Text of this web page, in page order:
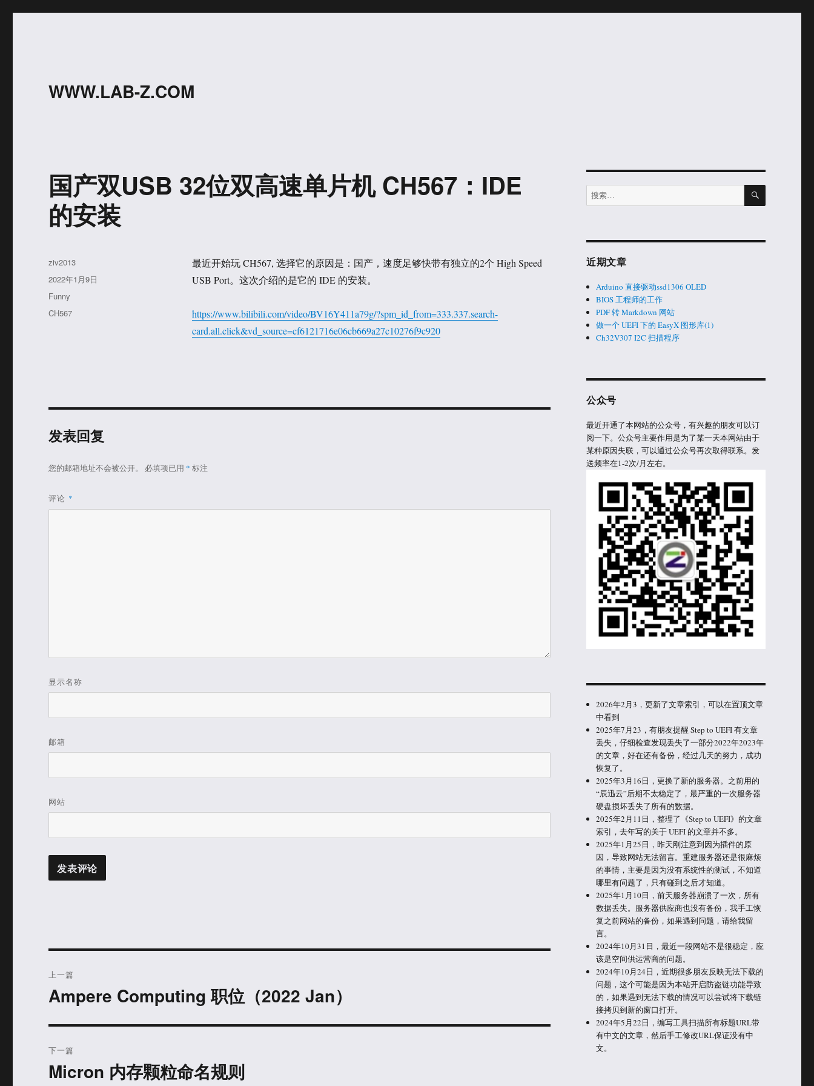
WWW.LAB-Z.COM
国产双USB 32位双高速单片机 CH567：IDE
的安装
最近开始玩 CH567, 选择它的原因是：国产，速度足够快带有独立的2个 High Speed
USB Port。这次介绍的是它的 IDE 的安装。
https://www.bilibili.com/video/BV16Y411a79g/?spm_id_from=333.337.search-
card.all.click&vd_source=cf6121716e06cb669a27c10276f9c920
作
者
ziv2013
发
布
2022年1月9日
分
类
Funny
标
CH567
发表回复
您的邮箱地址不会被公开。 必填项已用 * 标注
评论 *
显示名称
邮箱
网站
章
上一篇
上
文
Ampere Computing 职位（2022 Jan）
下一篇
下
Micron 内存颗粒命名规则
搜
索：
搜
近期文章
Arduino 直接驱动ssd1306 OLED
BIOS 工程师的工作
PDF 转 Markdown 网站
做一个 UEFI 下的 EasyX 图形库(1)
Ch32V307 I2C 扫描程序
公众号
最近开通了本网站的公众号，有兴趣的朋友可以订
阅一下。公众号主要作用是为了某一天本网站由于
某种原因失联，可以通过公众号再次取得联系。发
送频率在1-2次/月左右。
2026年2月3，更新了文章索引，可以在置顶文章
中看到
2025年7月23，有朋友提醒 Step to UEFI 有文章
丢失，仔细检查发现丢失了一部分2022年2023年
的文章，好在还有备份，经过几天的努力，成功
恢复了。
2025年3月16日，更换了新的服务器。之前用的
“辰迅云”后期不太稳定了，最严重的一次服务器
硬盘损坏丢失了所有的数据。
2025年2月11日，整理了《Step to UEFI》的文章
索引，去年写的关于 UEFI 的文章并不多。
2025年1月25日，昨天刚注意到因为插件的原
因，导致网站无法留言。重建服务器还是很麻烦
的事情，主要是因为没有系统性的测试，不知道
哪里有问题了，只有碰到之后才知道。
2025年1月10日，前天服务器崩溃了一次，所有
数据丢失。服务器供应商也没有备份，我手工恢
复之前网站的备份，如果遇到问题，请给我留
言。
2024年10月31日，最近一段网站不是很稳定，应
该是空间供运营商的问题。
2024年10月24日，近期很多朋友反映无法下载的
问题，这个可能是因为本站开启防盗链功能导致
的，如果遇到无法下载的情况可以尝试将下载链
接拷贝到新的窗口打开。
2024年5月22日，编写工具扫描所有标题URL带
有中文的文章，然后手工修改URL保证没有中
文。